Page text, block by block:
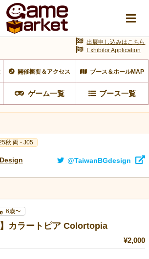
開催概要＆アクセス ブース＆ホールMAP
ゲーム一覧 ブース一覧
出展申し込みはこちら
Exhibitor Application
秋 両 - J05
@TaiwanBGdesign
6歳〜
】カラートピア Colortopia
¥2,000